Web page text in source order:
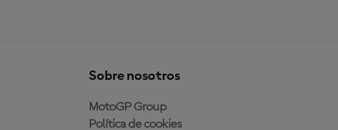
Sobre nosotros
MotoGP Group
Política de cookies